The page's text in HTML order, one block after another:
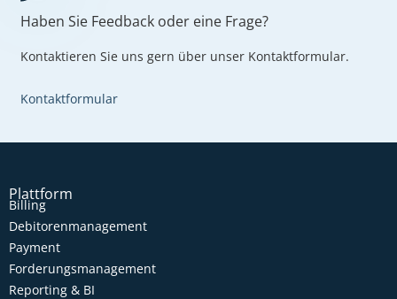
Haben Sie Feedback oder eine Frage?
Kontaktieren Sie uns gern über unser Kontaktformular.
Kontaktformular
Plattform
Billing
Debitorenmanagement
Payment
Forderungsmanagement
Reporting & BI